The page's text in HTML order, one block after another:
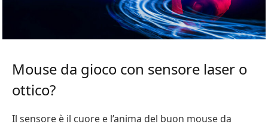
Mouse da gioco con sensore laser o
ottico?
Il sensore è il cuore e l’anima del buon mouse da